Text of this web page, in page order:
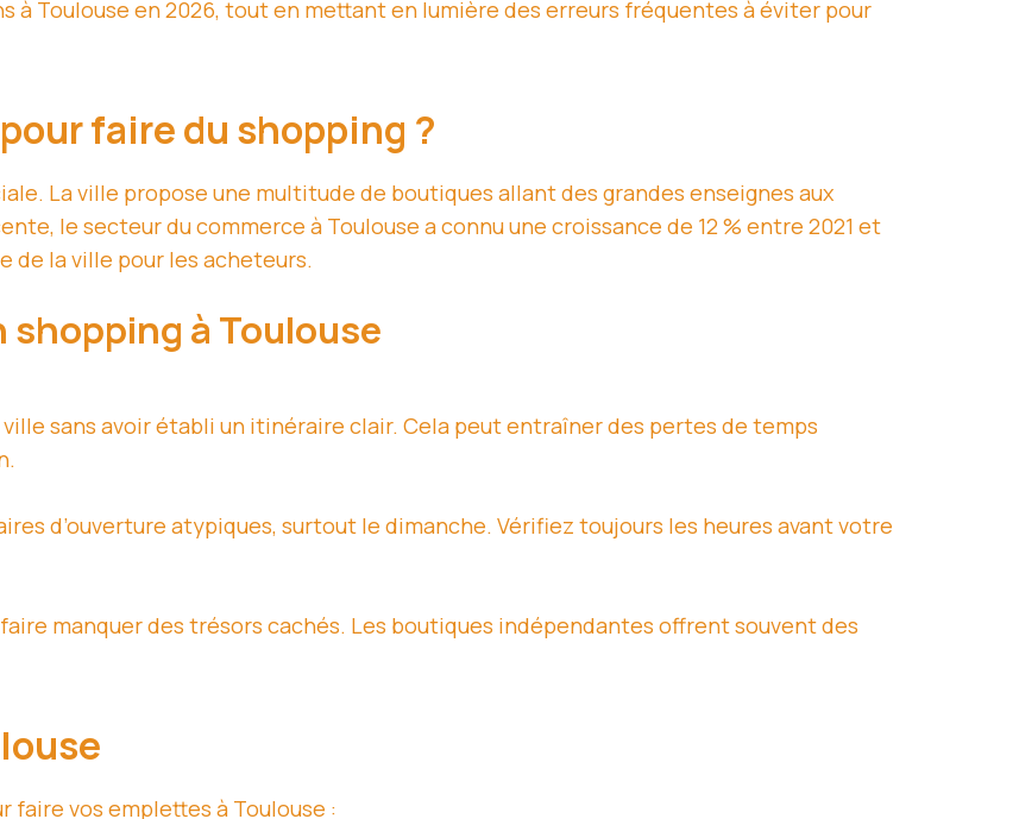
à Toulouse en 2026, tout en mettant en lumière des erreurs fréquentes à éviter pour
faire du shopping ?
La ville propose une multitude de boutiques allant des grandes enseignes aux
le secteur du commerce à Toulouse a connu une croissance de 12 % entre 2021 et
de la ville pour les acheteurs.
shopping à Toulouse
sans avoir établi un itinéraire clair. Cela peut entraîner des pertes de temps
d’ouverture atypiques, surtout le dimanche. Vérifiez toujours les heures avant votre
manquer des trésors cachés. Les boutiques indépendantes offrent souvent des
faire vos emplettes à Toulouse :